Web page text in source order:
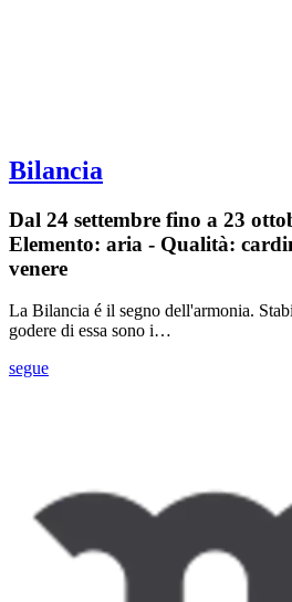
Bilancia
Dal 24 settembre fino a 23
Elemento: aria - Qualità:
venere
La Bilancia é il segno dell'armonia.
godere di essa sono i…
segue